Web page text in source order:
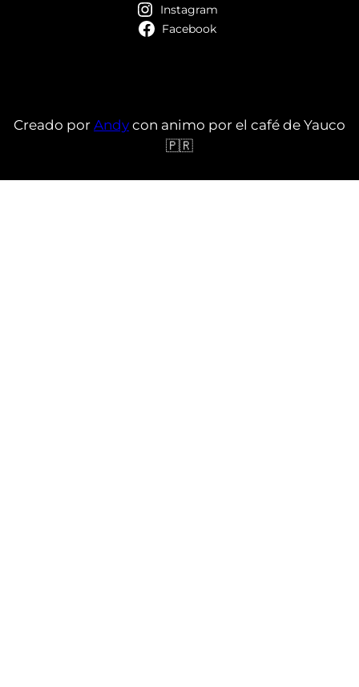
Instagram
Facebook
Creado por Andy con animo por el café de Yauco
🇵🇷